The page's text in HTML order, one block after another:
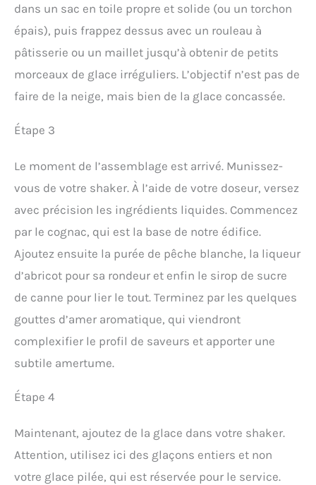
dans un sac en toile propre et solide (ou un torchon
épais), puis frappez dessus avec un rouleau à
pâtisserie ou un maillet jusqu’à obtenir de petits
morceaux de glace irréguliers. L’objectif n’est pas de
faire de la neige, mais bien de la glace concassée.
Étape 3
Le moment de l’assemblage est arrivé. Munissez-
vous de votre shaker. À l’aide de votre doseur, versez
avec précision les ingrédients liquides. Commencez
par le cognac, qui est la base de notre édifice.
Ajoutez ensuite la purée de pêche blanche, la liqueur
d’abricot pour sa rondeur et enfin le sirop de sucre
de canne pour lier le tout. Terminez par les quelques
gouttes d’amer aromatique, qui viendront
complexifier le profil de saveurs et apporter une
subtile amertume.
Étape 4
Maintenant, ajoutez de la glace dans votre shaker.
Attention, utilisez ici des glaçons entiers et non
votre glace pilée, qui est réservée pour le service.